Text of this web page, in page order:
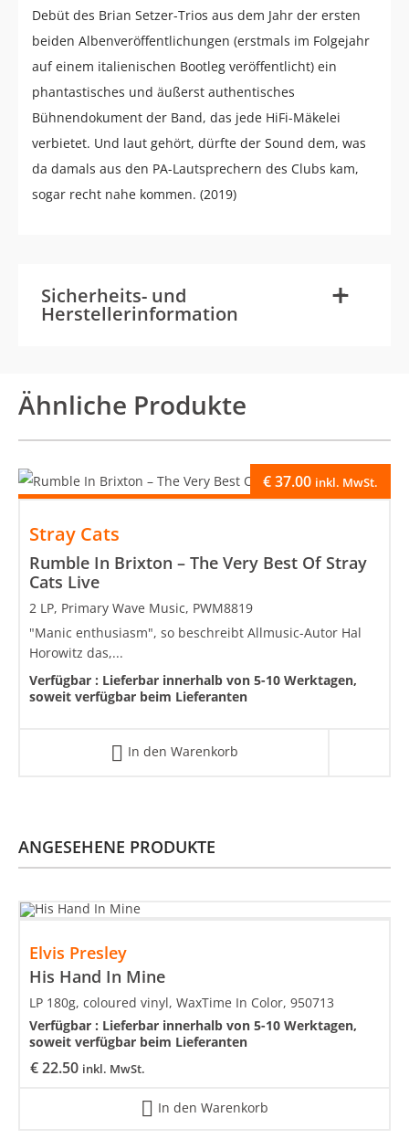
Debüt des Brian Setzer-Trios aus dem Jahr der ersten
beiden Albenveröffentlichungen (erstmals im Folgejahr
auf einem italienischen Bootleg veröffentlicht) ein
phantastisches und äußerst authentisches
Bühnendokument der Band, das jede HiFi-Mäkelei
verbietet. Und laut gehört, dürfte der Sound dem, was
da damals aus den PA-Lautsprechern des Clubs kam,
sogar recht nahe kommen. (2019)
Sicherheits- und
Herstellerinformation +
-
Ähnliche Produkte
Stray Cats
Rumble In Brixton – The Very Best Of Stray
Cats Live
€37.00 inkl. MwSt.
2 LP, Primary Wave Music, PWM8819
"Manic enthusiasm", so beschreibt Allmusic-Autor Hal
Horowitz das,...
Verfügbar : Lieferbar innerhalb von 5-10 Werktagen,
soweit verfügbar beim Lieferanten
In den Warenkorb
ANGESEHENE PRODUKTE
Elvis Presley
His Hand In Mine
€22.50 inkl. MwSt.
LP 180g, coloured vinyl, WaxTime In Color, 950713
Verfügbar : Lieferbar innerhalb von 5-10 Werktagen,
soweit verfügbar beim Lieferanten
In den Warenkorb